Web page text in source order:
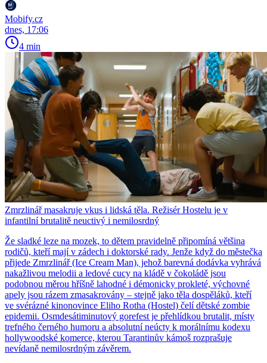
Mobify.cz
dnes, 17:06
4 min
Zmrzlinář masakruje vkus i lidská těla. Režisér Hostelu je v
infantilní brutalitě neuctivý i nemilosrdný
Že sladké leze na mozek, to dětem pravidelně připomíná většina
rodičů, kteří mají v zádech i doktorské rady. Jenže když do městečka
přijede Zmrzlinář (Ice Cream Man), jehož barevná dodávka vyhrává
nakažlivou melodii a ledové cucy na kládě v čokoládě jsou
podobnou měrou hříšně lahodné i démonicky prokleté, výchovné
apely jsou rázem zmasakrovány – stejně jako těla dospěláků, kteří
ve svérázné kinonovince Eliho Rotha (Hostel) čelí dětské zombie
epidemii. Osmdesátiminutový gorefest je přehlídkou brutalit, místy
trefného černého humoru a absolutní neúcty k morálnímu kodexu
hollywoodské komerce, kterou Tarantinův kámoš rozprašuje
nevídaně nemilosrdným závěrem.